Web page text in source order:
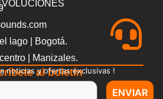
lago | Bogotá.
| Manizales.
al boletín
noticias y ofertas exclusivas !
ENVIAR